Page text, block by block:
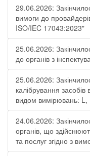
29.06.2026:
вимоги до
ISO/IEC 17043:2023"
25.06.2026:
до органів з
25.06.2026:
калібрування
видом вимірювань:
24.06.2026:
органів, що
та послуг згідно з